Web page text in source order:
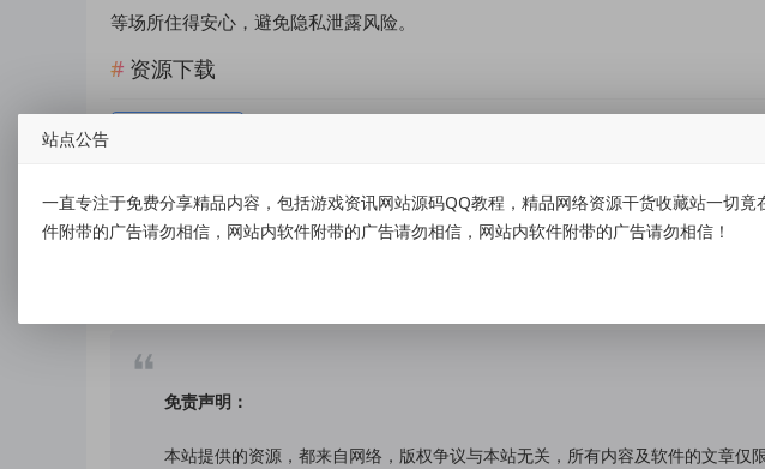
等场所住得安心，避免隐私泄露风险。
资源下载
有价值
免责声明：
本站提供的资源，都来自网络，版权争议与本站无关，所有内容及软件的文章仅
站点公告
一直专注于免费分享精品内容，包括游戏资讯网站源码QQ教程，精品网络资源干货收藏站一切
件附带的广告请勿相信，网站内软件附带的广告请勿相信，网站内软件附带的广告请勿相信！